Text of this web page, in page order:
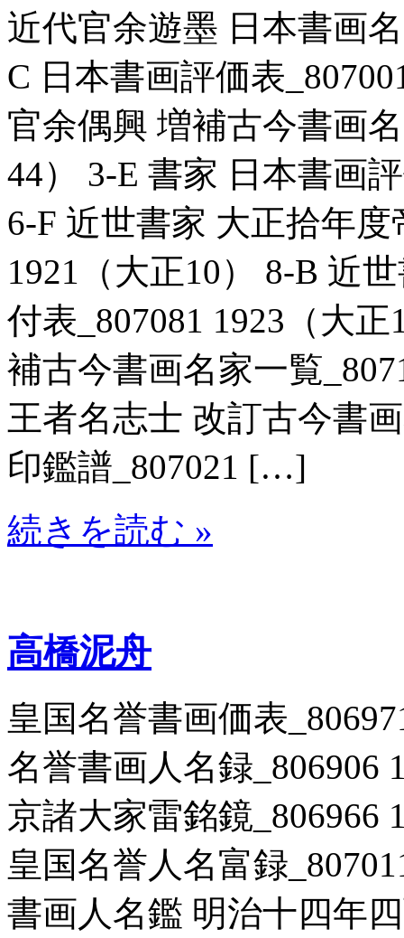
近代官余遊墨 日本書画
C 日本書画評価表
官余偶興 増補古今書画
44） 3-E 書家 日本書画
6-F 近世書家 大正拾年度
1921（大正10） 8-B 近
付表_807081 1923（大
補古今書画名家一覧
王者名志士 改訂古今書
印鑑譜_807021 […]
続きを読む »
高橋泥舟
皇国名誉書画価表
名誉書画人名録_806906
京諸大家雷銘鏡_806966
皇国名誉人名富録
書画人名鑑 明治十四年